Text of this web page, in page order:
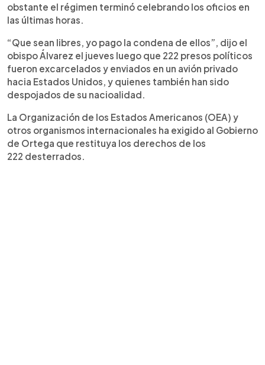
obstante el régimen terminó celebrando los oficios en
las últimas horas.
“Que sean libres, yo pago la condena de ellos”, dijo el
obispo Álvarez el jueves luego que 222 presos políticos
fueron excarcelados y enviados en un avión privado
hacia Estados Unidos, y quienes también han sido
despojados de su nacioalidad.
La Organización de los Estados Americanos (OEA) y
otros organismos internacionales ha exigido al Gobierno
de Ortega que restituya los derechos de los
222 desterrados.